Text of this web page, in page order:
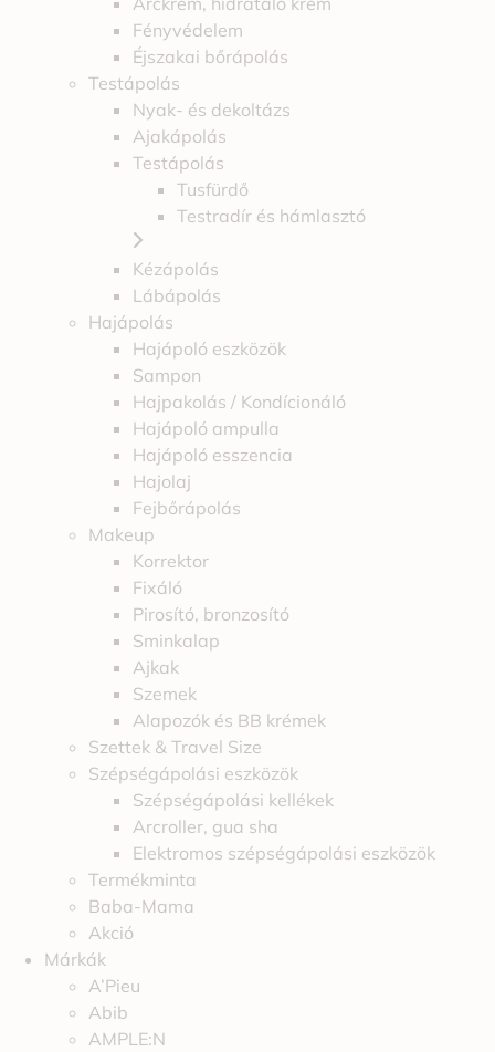
Fényvédelem
Éjszakai bőrápolás
Testápolás
Nyak- és dekoltázs
Ajakápolás
Testápolás
Tusfürdő
Testradír és hámlasztó
Kézápolás
Lábápolás
Hajápolás
Hajápoló eszközök
Sampon
Hajpakolás / Kondícionáló
Hajápoló ampulla
Hajápoló esszencia
Hajolaj
Fejbőrápolás
Makeup
Korrektor
Fixáló
Pirosító, bronzosító
Sminkalap
Ajkak
Szemek
Alapozók és BB krémek
Szettek & Travel Size
Szépségápolási eszközök
Szépségápolási kellékek
Arcroller, gua sha
Elektromos szépségápolási eszközök
Termékminta
Baba-Mama
Akció
Márkák
A’Pieu
Abib
AMPLE:N